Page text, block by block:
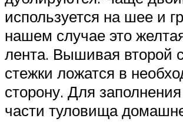
используется на шее и
нашем случае это
лента. Вышивая второй
стежки ложатся в
сторону. Для
части туловища